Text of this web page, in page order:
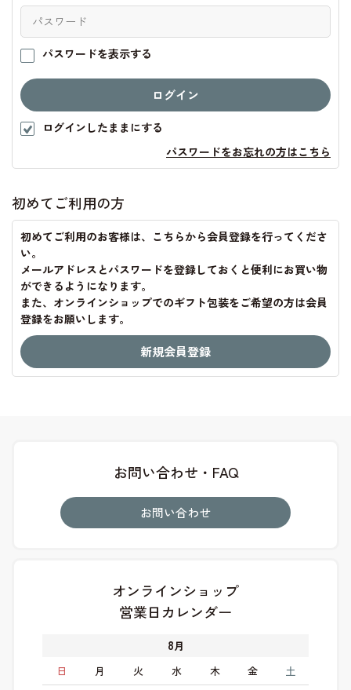
パスワードを表示する
ログインしたままにする
パスワードをお忘れの方はこちら
初めてご利用の方
初めてご利用のお客様は、こちらから会員登録を行ってくださ
い。
メールアドレスとパスワードを登録しておくと便利にお買い物
ができるようになります。
また、オンラインショップでのギフト包装をご希望の方は会員
登録をお願いします。
お問い合わせ・FAQ
お問い合わせ
オンラインショップ
営業日カレンダー
8月
日
月 火 水 木 金 土